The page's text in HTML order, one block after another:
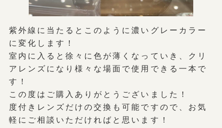
紫外線に当たるとこのように濃いグレーカラー
に変化します！
室内に入ると徐々に色が薄くなっていき、クリ
アレンズになり様々な場面で使用できる一本で
す！
この度はご購入ありがとうございました！
度付きレンズだけの交換も可能ですので、お気
軽にご相談いただければと思います！